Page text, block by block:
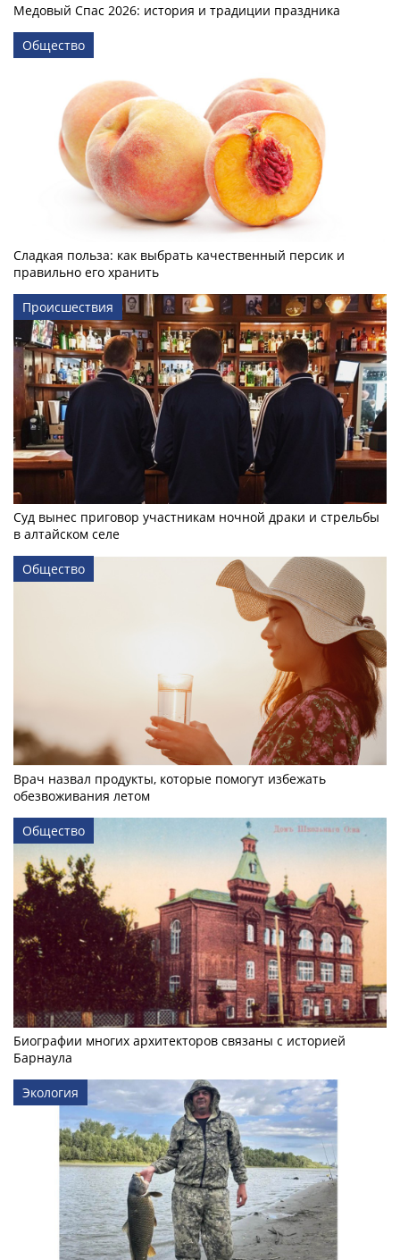
Медовый Спас 2026: история и традиции праздника
Общество
Сладкая польза: как выбрать качественный персик и
правильно его хранить
Происшествия
Суд вынес приговор участникам ночной драки и стрельбы
в алтайском селе
Общество
Врач назвал продукты, которые помогут избежать
обезвоживания летом
Общество
Биографии многих архитекторов связаны с историей
Барнаула
Экология